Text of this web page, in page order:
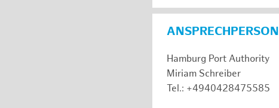
ANSPRECHPERSON
Hamburg Port Authority
Miriam Schreiber
Tel.: +4940428475585